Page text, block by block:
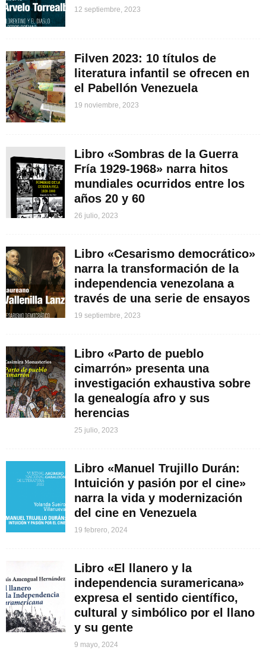
12 septiembre, 2023
Filven 2023: 10 títulos de
literatura infantil se ofrecen en
el Pabellón Venezuela
19 noviembre, 2023
Libro «Sombras de la Guerra
Fría 1929-1968» narra hitos
mundiales ocurridos entre los
años 20 y 60
26 julio, 2023
Libro «Cesarismo democrático»
narra la transformación de la
independencia venezolana a
través de una serie de ensayos
19 septiembre, 2023
Libro «Parto de pueblo
cimarrón» presenta una
investigación exhaustiva sobre
la genealogía afro y sus
herencias
25 julio, 2023
Libro «Manuel Trujillo Durán:
Intuición y pasión por el cine»
narra la vida y modernización
del cine en Venezuela
19 febrero, 2024
Libro «El llanero y la
independencia suramericana»
expresa el sentido científico,
cultural y simbólico por el llano
y su gente
9 mayo, 2024